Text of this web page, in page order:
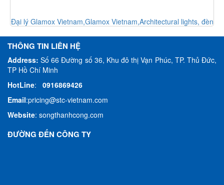
Đại lý Glamox Vietnam,Glamox Vietnam,Architectural lights, đèn
THÔNG TIN LIÊN HỆ
Address:Số 66 Đường số 36, Khu đô thị Vạn Phúc, TP. Thủ Đức,
TP Hồ Chí Minh
HotLine: 0916869426
Email:pricing@stc-vietnam.com
Website: songthanhcong.com
ĐƯỜNG ĐẾN CÔNG TY